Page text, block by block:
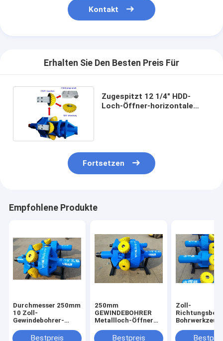
Kontakt
Erhalten Sie Den Besten Preis Für
Zugespitzt 12 1/4" HDD-
Loch-Öffner-horizontale
Fortsetzen
Empfohlene Produkte
Durchmesser 250mm
10 Zoll-
Gewindebohrer-
WENN Hdd-Felsen-
Bestpreis
250mm
GEWINDEBOHRER
Metallloch-Öffner
Inches-60Bestpreis
Zoll-
Bohrwerkzeug
9000m